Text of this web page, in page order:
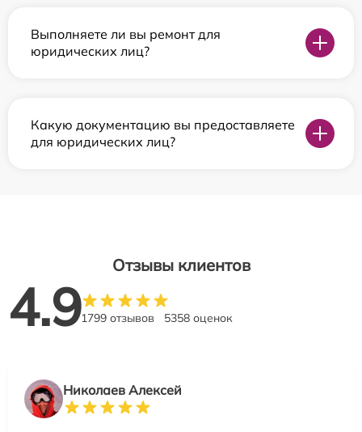
Выполняете ли вы ремонт для
юридических лиц?
Какую документацию вы предоставляете
для юридических лиц?
Отзывы клиентов
4.91799 отзывов 5358 оценок
Николаев Алексей